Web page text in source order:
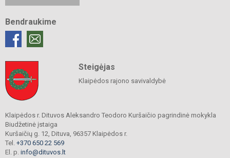
Bendraukime
Steigėjas
Klaipėdos rajono savivaldybė
Klaipėdos r. Dituvos Aleksandro Teodoro Kuršaičio pagrindinė mokykla
Biudžetinė įstaiga
Kuršaičių g. 12, Dituva, 96357 Klaipėdos r.
Tel. +370 650 22 569
El. p. info@dituvos.lt